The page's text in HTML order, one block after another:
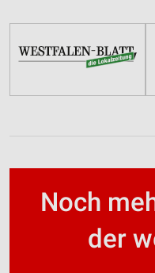
Noch
der